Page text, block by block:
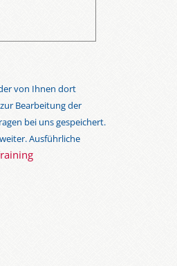
von Ihnen dort
Bearbeitung der
bei uns gespeichert.
Ausführliche